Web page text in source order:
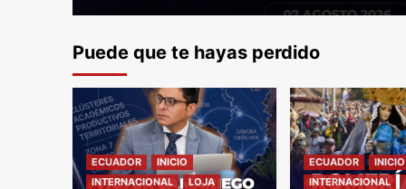
Puede que te hayas perdido
ECUADOR
INICIO
INTERNACIONAL
LOJA
ECUADOR
INICIO
INTERNACIONAL